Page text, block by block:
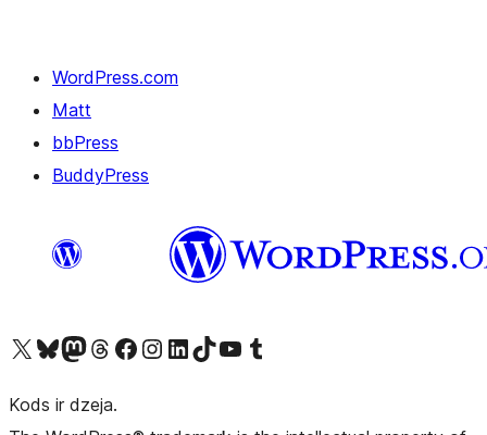
WordPress.com
Matt
bbPress
BuddyPress
Apmeklējiet mūsu X (agrāk Twitter) kontu
Apmeklējiet mūsu Bluesky kontu
Apmeklējiet mūsu Mastodon kontu
Apmeklējiet mūsu Threads kontu
Apmeklējiet mūsu Facebook lapuApmeklējiet mūsu Instagram kontu
Apmeklējiet mūsu LinkedIn kontu
Apmeklējiet mūsu TikTok kontu
Apmeklējiet mūsu YouTube kanālu
Apmeklējiet mūsu Tumblr kontu
Kods ir dzeja.